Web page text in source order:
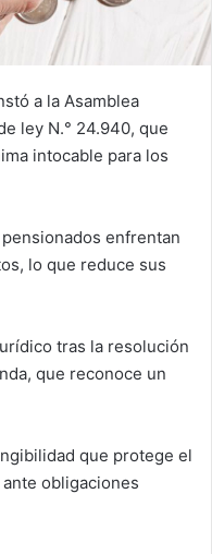
a la Asamblea
ley N.° 24.940, que
intocable para los
enfrentan
lo que reduce sus
tras la resolución
que reconoce un
que protege el
obligaciones